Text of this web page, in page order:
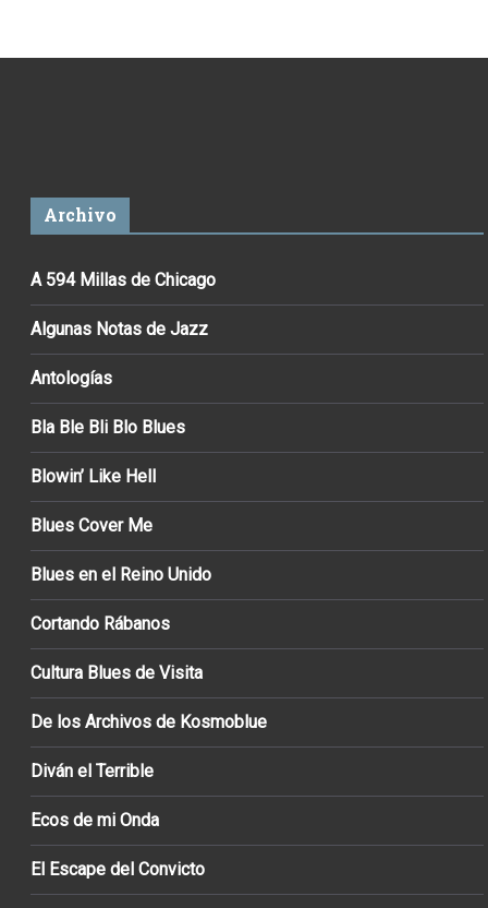
Archivo
A 594 Millas de Chicago
Algunas Notas de Jazz
Antologías
Bla Ble Bli Blo Blues
Blowin’ Like Hell
Blues Cover Me
Blues en el Reino Unido
Cortando Rábanos
Cultura Blues de Visita
De los Archivos de Kosmoblue
Diván el Terrible
Ecos de mi Onda
El Escape del Convicto